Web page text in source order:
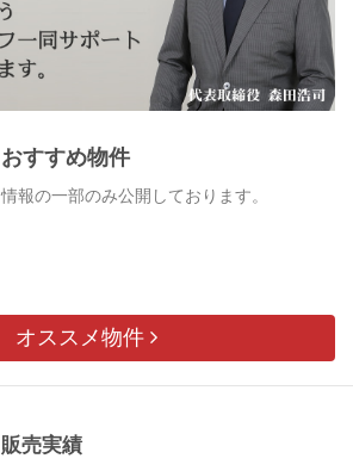
おすすめ物件
情報の一部のみ公開しております。
オススメ物件
販売実績